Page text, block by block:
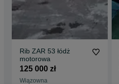
Rib ZAR 53 łódż
motorowa
125 000 zł
Wiązowna